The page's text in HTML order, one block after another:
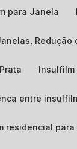
para Janela
Redução
entre
residencial